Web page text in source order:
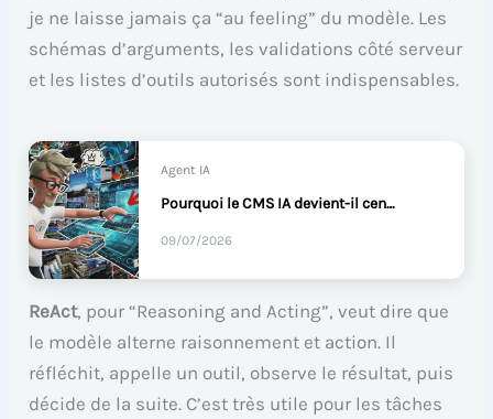
je ne laisse jamais ça “au feeling” du modèle. Les
schémas d’arguments, les validations côté serveur
et les listes d’outils autorisés sont indispensables.
Agent IA
Pourquoi le CMS IA devient-il central pour les marques ?
09/07/2026
ReAct, pour “Reasoning and Acting”, veut dire que
le modèle alterne raisonnement et action. Il
réfléchit, appelle un outil, observe le résultat, puis
décide de la suite. C’est très utile pour les tâches